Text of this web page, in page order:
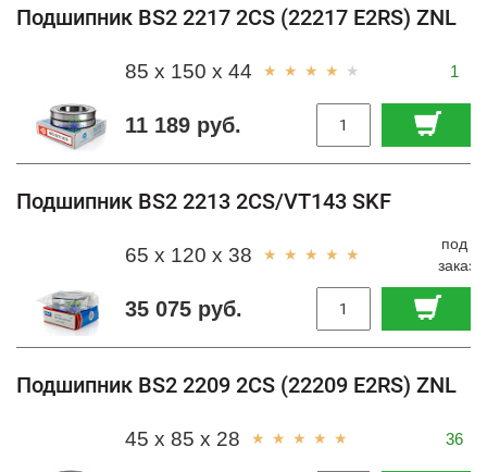
Подшипник BS2 2217 2CS (22217 E2RS) ZNL
1
11 189 руб.
85 x 150 x 44
Подшипник BS2 2213 2CS/VT143 SKF
под
заказ
35 075 руб.
65 x 120 x 38
Подшипник BS2 2209 2CS (22209 E2RS) ZNL
36
45 x 85 x 28